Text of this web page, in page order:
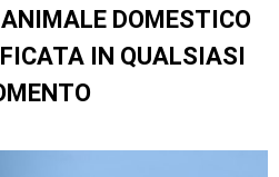
DOMESTICO
IN QUALSIASI